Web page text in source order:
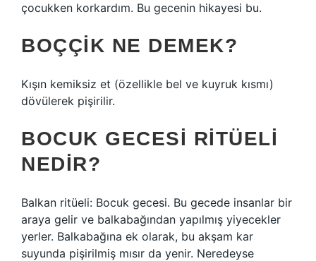
çocukken korkardım. Bu gecenin hikayesi bu.
BOÇÇIK NE DEMEK?
Kışın kemiksiz et (özellikle bel ve kuyruk kısmı)
dövülerek pişirilir.
BOCUK GECESI RITÜELI
NEDIR?
Balkan ritüeli: Bocuk gecesi. Bu gecede insanlar bir
araya gelir ve balkabağından yapılmış yiyecekler
yerler. Balkabağına ek olarak, bu akşam kar
suyunda pişirilmiş mısır da yenir. Neredeyse